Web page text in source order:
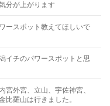
分が上がります
ースポット教えてほしいで
イチのパワースポットと思
宮外宮、立山、宇佐神宮、
比羅山は行きました。